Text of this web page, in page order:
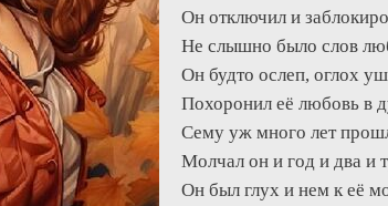
Он отключил и
Не слышно было слов
Он будто ослеп, оглох
Похоронил её любовь в
Сему уж много лет
Молчал он и год и два и
Он был глух и нем к её